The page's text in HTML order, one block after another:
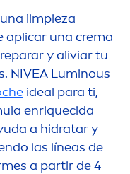
limpieza
una crema
y aliviar tu
NIVEA Luminous
ideal para ti,
enriquecida
a hidratar y
las líneas de
a partir de 4